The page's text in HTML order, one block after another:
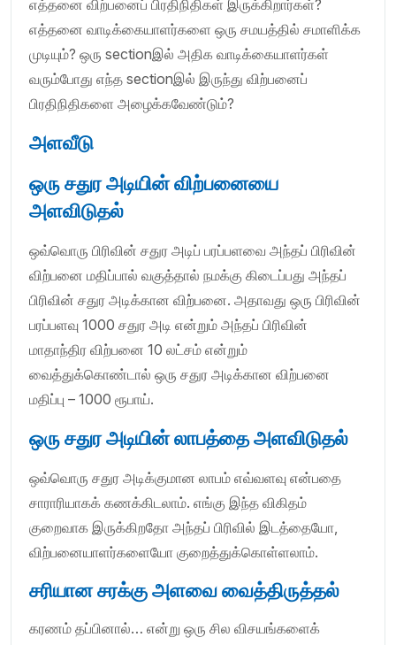
எத்தனை விற்பனைப் பிரதிநிதிகள் இருக்கிறார்கள்?
எத்தனை வாடிக்கையாளர்களை ஒரு சமயத்தில் சமாளிக்க
முடியும்? ஒரு sectionஇல் அதிக வாடிக்கையாளர்கள்
வரும்போது எந்த sectionஇல் இருந்து விற்பனைப்
பிரதிநிதிகளை அழைக்கவேண்டும்?
அளவீடு
ஒரு சதுர அடியின் விற்பனையை
அளவிடுதல்
ஒவ்வொரு பிரிவின் சதுர அடிப் பரப்பளவை அந்தப் பிரிவின்
விற்பனை மதிப்பால் வகுத்தால் நமக்கு கிடைப்பது அந்தப்
பிரிவின் சதுர அடிக்கான விற்பனை. அதாவது ஒரு பிரிவின்
பரப்பளவு 1000 சதுர அடி என்றும் அந்தப் பிரிவின்
மாதாந்திர விற்பனை 10 லட்சம் என்றும்
வைத்துக்கொண்டால் ஒரு சதுர அடிக்கான விற்பனை
மதிப்பு – 1000 ரூபாய்.
ஒரு சதுர அடியின் லாபத்தை அளவிடுதல்
ஒவ்வொரு சதுர அடிக்குமான லாபம் எவ்வளவு என்பதை
சாராரியாகக் கணக்கிடலாம். எங்கு இந்த விகிதம்
குறைவாக இருக்கிறதோ அந்தப் பிரிவில் இடத்தையோ,
விற்பனையாளர்களையோ குறைத்துக்கொள்ளலாம்.
சரியான சரக்கு அளவை வைத்திருத்தல்
கரணம் தப்பினால்… என்று ஒரு சில விசயங்களைக்